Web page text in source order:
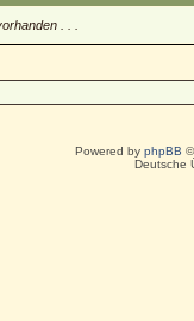
. . .
Powered by phpBB
Deutsche